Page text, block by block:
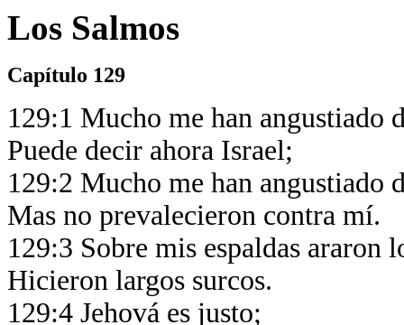
Los Salmos
Capítulo 129
129:1 Mucho me han angustiado
Puede decir ahora Israel;
129:2 Mucho me han angustiado
Mas no prevalecieron contra mí.
129:3 Sobre mis espaldas araron
Hicieron largos surcos.
129:4 Jehová es justo;